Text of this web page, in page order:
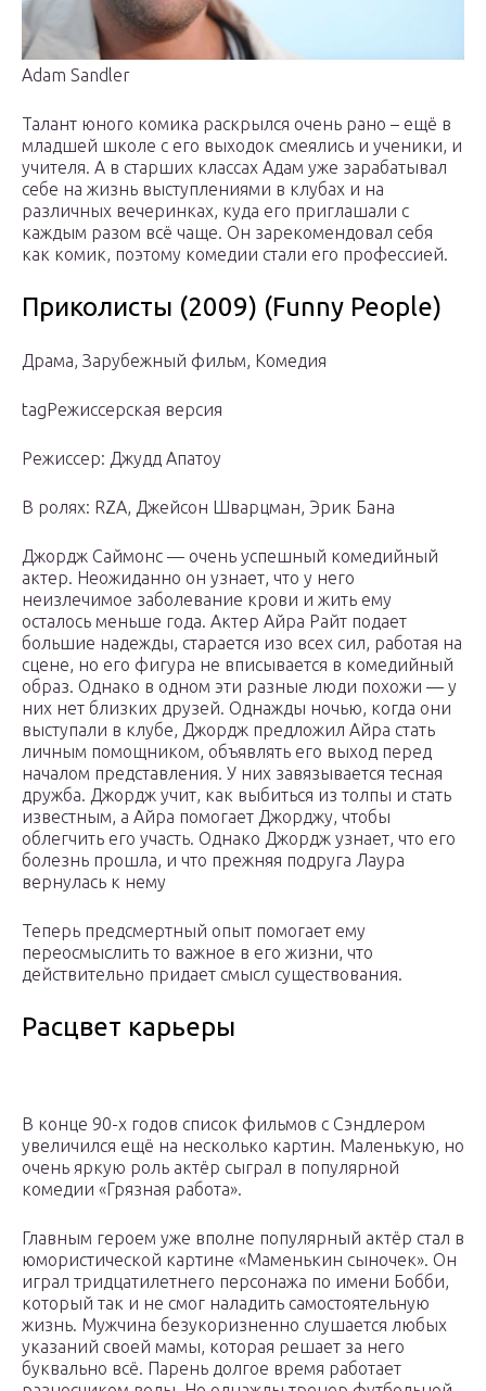
Adam Sandler
Талант юного комика раскрылся очень рано – ещё в
младшей школе с его выходок смеялись и ученики, и
учителя. А в старших классах Адам уже зарабатывал
себе на жизнь выступлениями в клубах и на
различных вечеринках, куда его приглашали с
каждым разом всё чаще. Он зарекомендовал себя
как комик, поэтому комедии стали его профессией.
Приколисты (2009) (Funny People)
Драма, Зарубежный фильм, Комедия
tagРежиссерская версия
Режиссер: Джудд Апатоу
В ролях: RZA, Джейсон Шварцман, Эрик Бана
Джордж Саймонс — очень успешный комедийный
актер. Неожиданно он узнает, что у него
неизлечимое заболевание крови и жить ему
осталось меньше года. Актер Айра Райт подает
большие надежды, старается изо всех сил, работая на
сцене, но его фигура не вписывается в комедийный
образ. Однако в одном эти разные люди похожи — у
них нет близких друзей. Однажды ночью, когда они
выступали в клубе, Джордж предложил Айра стать
личным помощником, объявлять его выход перед
началом представления. У них завязывается тесная
дружба. Джордж учит, как выбиться из толпы и стать
известным, а Айра помогает Джорджу, чтобы
облегчить его участь. Однако Джордж узнает, что его
болезнь прошла, и что прежняя подруга Лаура
вернулась к нему
Теперь предсмертный опыт помогает ему
переосмыслить то важное в его жизни, что
действительно придает смысл существования.
Расцвет карьеры
В конце 90-х годов список фильмов с Сэндлером
увеличился ещё на несколько картин. Маленькую, но
очень яркую роль актёр сыграл в популярной
комедии «Грязная работа».
Главным героем уже вполне популярный актёр стал в
юмористической картине «Маменькин сыночек». Он
играл тридцатилетнего персонажа по имени Бобби,
который так и не смог наладить самостоятельную
жизнь. Мужчина безукоризненно слушается любых
указаний своей мамы, которая решает за него
буквально всё. Парень долгое время работает